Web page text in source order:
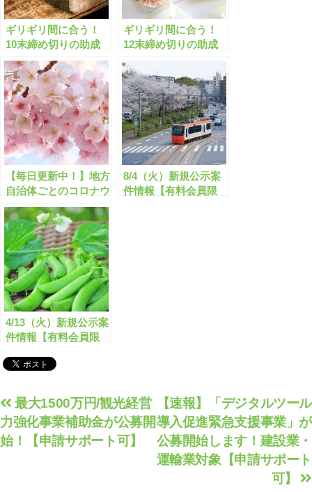
ギリギリ間に合う！
10末締め切りの助成
金・補助金「全389
件」はこちら！【有料
会員限定】
ギリギリ間に合う！
12末締め切りの助成
金・補助金「全1283
件」はこちら！【有料
会員限定】
【毎日更新中！】地方
自治体ごとのコロナウ
イルスに関する助成金
速報!!【有料会員限
定】
8/4（火）新規公示案
件情報【有料会員限
4/13（火）新規公示案
件情報【有料会員限
投
稿
ナ
【速報】「デジタルツール
導入促進緊急支援事業」が
公募開始します！建設業・
運輸業対象【申請サポート
可】
最大1500万円/観光経営
力強化事業補助金が公募開
始！【申請サポート可】